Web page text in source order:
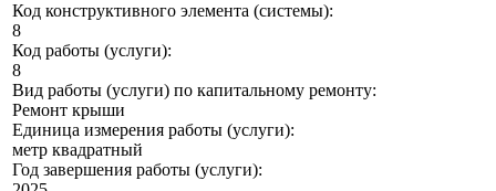
Код конструктивного элемента (системы):
8
Код работы (услуги):
8
Вид работы (услуги) по капитальному ремонту:
Ремонт крыши
Единица измерения работы (услуги):
метр квадратный
Год завершения работы (услуги):